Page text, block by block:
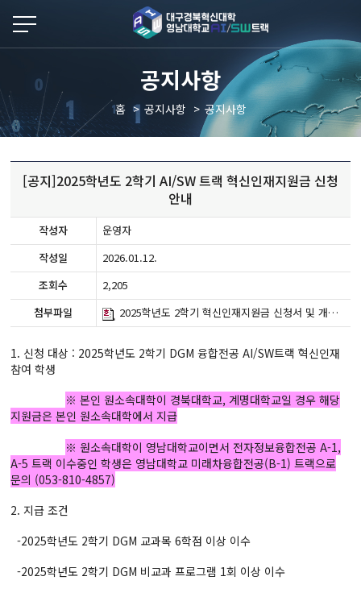
공지사항
홈 공지사항 공지사항
[공지]2025학년도 2학기 AI/SW 트랙 혁신인재지원금 신청
안내
작성자
운영자
작성일
2026.01.12.
조회수
2,205
첨부파일
2025학년도 2학기 혁신인재지원금 신청서 및 개인정보활용동의서(양식).hwpx
1. 신청 대상 : 2025학년도 2학기 DGM 융합전공 AI/SW트랙 혁신인재
참여 학생
※ 본인 원소속대학이 경북대학교, 계명대학교일 경우 해당
지원금은 본인 원소속대학에서 지급
※ 원소속대학이 영남대학교이면서 전자정보융합전공 A-1,
A-5 트랙 이수중인 학생은 영남대학교 미래차융합전공(B-1) 트랙으로
문의 (053-810-4857)
2. 지급 조건
-2025학년도 2학기 DGM 교과목 6학점 이상 이수
-2025학년도 2학기 DGM 비교과 프로그램 1회 이상 이수